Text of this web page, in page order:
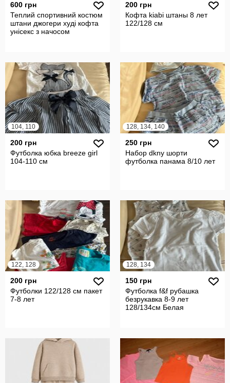
600 грн
Теплий спортивний костюм
штани джогери худі кофта
унісекс з начосом
200 грн
Кофта kiabi штаны 8 лет
122/128 см
104, 110
200 грн
Футболка юбка breeze girl
104-110 см
128, 134, 140
250 грн
Набор dkny шорти
футболка панама 8/10 лет
122, 128
200 грн
Футболки 122/128 см пакет
7-8 лет
128, 134
150 грн
Футболка f&f рубашка
безрукавка 8-9 лет
128/134см Белая